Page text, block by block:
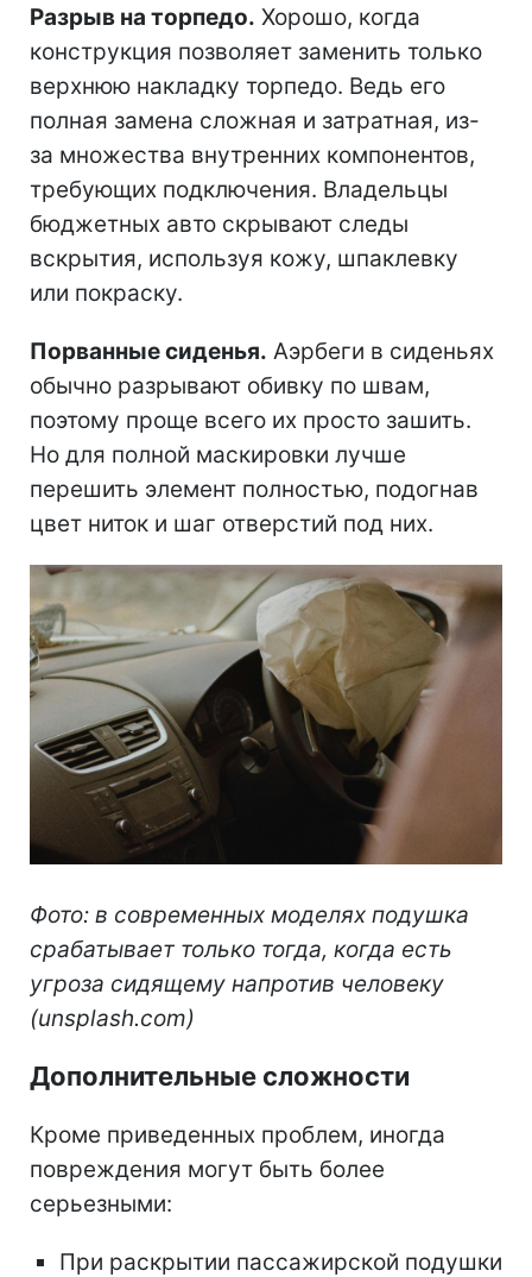
Разрыв на торпедо. Хорошо, когда
конструкция позволяет заменить только
верхнюю накладку торпедо. Ведь его
полная замена сложная и затратная, из-
за множества внутренних компонентов,
требующих подключения. Владельцы
бюджетных авто скрывают следы
вскрытия, используя кожу, шпаклевку
или покраску.
Порванные сиденья. Аэрбеги в сиденьях
обычно разрывают обивку по швам,
поэтому проще всего их просто зашить.
Но для полной маскировки лучше
перешить элемент полностью, подогнав
цвет ниток и шаг отверстий под них.
Фото: в современных моделях подушка
срабатывает только тогда, когда есть
угроза сидящему напротив человеку
(unsplash.com)
Дополнительные сложности
Кроме приведенных проблем, иногда
повреждения могут быть более
серьезными:
При раскрытии пассажирской подушки